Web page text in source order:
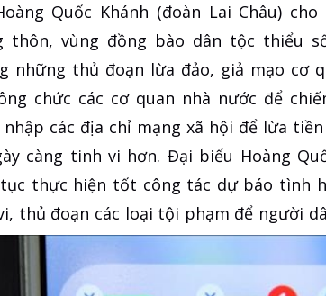
Quốc Khánh (đoàn Lai Châu)
thôn, vùng đồng bào dân tộc thiểu
những thủ đoạn lừa đảo, giả mạo cơ
chức các cơ quan nhà nước để
các địa chỉ mạng xã hội để lừa
càng tinh vi hơn. Đại biểu Hoàng
thực hiện tốt công tác dự báo tình
thủ đoạn các loại tội phạm để người